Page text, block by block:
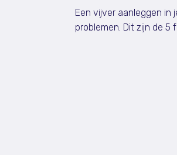
Een vijver aanleggen in
problemen. Dit zijn de 5